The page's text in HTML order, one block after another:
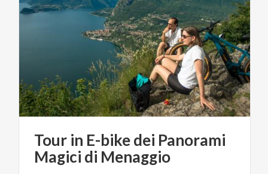
Tour in E-bikedei Panorami
Magici di Menaggio